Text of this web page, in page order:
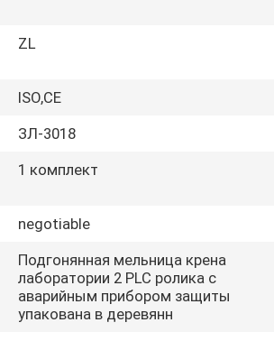
ZL
ISO,CE
ЗЛ-3018
1 комплект
negotiable
Подгонянная мельница крена
лаборатории 2 PLC ролика с
аварийным прибором защиты
упакована в деревянн